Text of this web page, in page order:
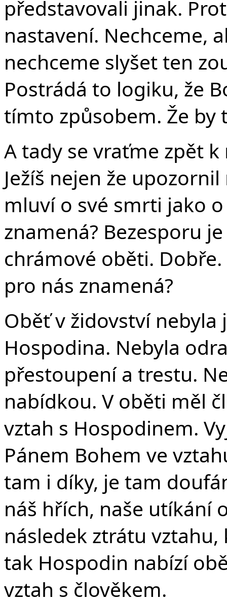
představovali jinak.
nastavení. Nechceme,
nechceme slyšet ten
Postrádá to logiku, že
tímto způsobem. Že by
A tady se vraťme zpět k
Ježíš nejen že
mluví o své smrti jako
znamená? Bezesporu
chrámové oběti.
pro nás znamená?
Oběť v židovství
Hospodina. Nebyla
přestoupení a trestu.
nabídkou. V oběti měl
vztah s Hospodinem.
Pánem Bohem ve
tam i díky, je tam
náš hřích, naše utíkání
následek ztrátu
tak Hospodin nabízí
vztah s člověkem.